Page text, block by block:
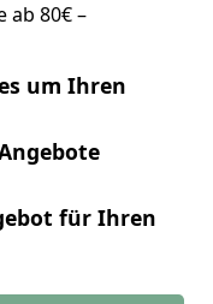
ab 80€ –
um Ihren
für Ihren